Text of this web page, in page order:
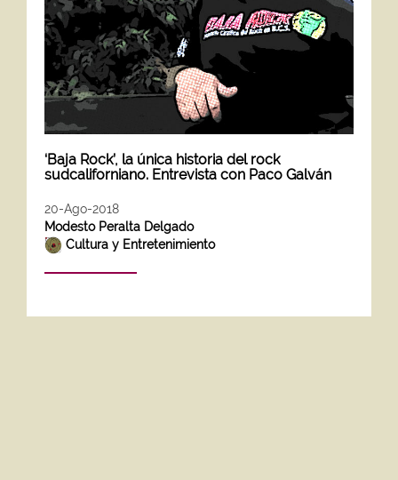
‘Baja Rock’, la única historia del rock
sudcaliforniano. Entrevista con Paco Galván
20-Ago-2018
Modesto Peralta Delgado
Cultura y Entretenimiento